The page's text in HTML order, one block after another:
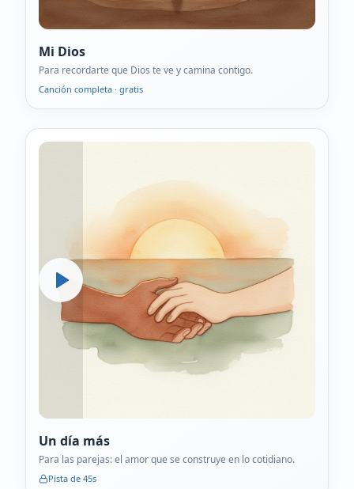
Mi Dios
Para recordarte que Dios te ve y camina contigo.
Canción completa · gratis
Un día más
Para las parejas: el amor que se construye en lo cotidiano.
Pista de 45s